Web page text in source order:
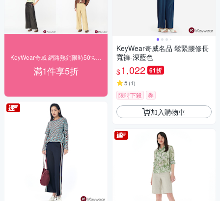
滿1件享5折
KeyWear奇威名品 鬆緊腰修長
寬褲-深藍色
$1,022 61折
5 (1)
限時下殺 券
加入購物車